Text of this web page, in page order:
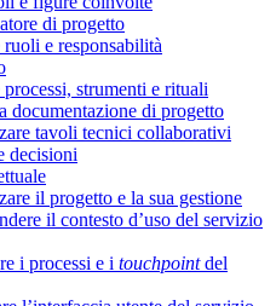
di progetto
e responsabilità
strumenti e rituali
documentazione di progetto
tavoli tecnici collaborativi
decisioni
il progetto e la sua gestione
il contesto d’uso del servizio
i processi e i touchpointdel